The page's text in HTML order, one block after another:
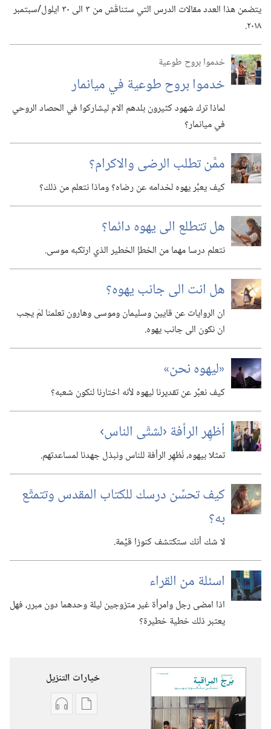
يتضمن هذا العدد مقالات الدرس التي ستناقَش من ٣ الى ٣٠ ايلول/‏سبتمبر
٢٠١٨.‏
خدموا بروح طوعية
خدموا بروح طوعية في ميانمار
لماذا ترك شهود كثيرون بلدهم الام ليشاركوا في الحصاد الروحي
في ميانمار؟‏
ممَّن تطلب الرضى والاكرام؟‏
كيف يعبِّر يهوه لخدامه عن رضاه؟‏ وماذا نتعلم من ذلك؟‏
هل تتطلع الى يهوه دائما؟‏
نتعلم درسا مهما من الخطإ الخطير الذي ارتكبه موسى.‏
هل انت الى جانب يهوه؟‏
ان الروايات عن قايين وسليمان وموسى وهارون تعلمنا لمَ يجب
ان نكون الى جانب يهوه.‏
‏«ليهوه نحن»‏
كيف نعبِّر عن تقديرنا ليهوه لأنه اختارنا لنكون شعبه؟‏
أظهِر الرأفة ‹لشتَّى الناس›‏
تمثلا بيهوه،‏ نُظهِر الرأفة للناس ونبذل جهدنا لمساعدتهم.‏
كيف تحسِّن درسك للكتاب المقدس وتتمتَّع
به؟‏
لا شك أنك ستكتشف كنوزا قيِّمة.‏
اسئلة من القراء
اذا امضى رجل وامرأة غير متزوجين ليلة وحدهما دون مبرر،‏ فهل
يعتبر ذلك خطية خطيرة؟‏
خيارات التنزيل
خياراتخيارات